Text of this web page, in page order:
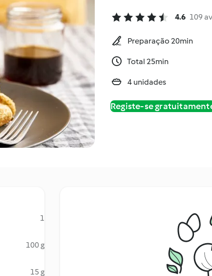
4.6 109
Preparação 20min
Total 25min
4 unidades
Registe-se
1
100 g
15 g